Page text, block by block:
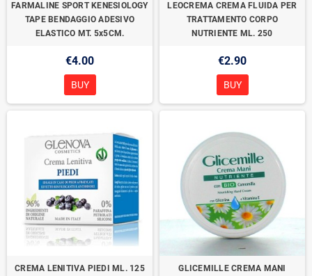
FARMALINE SPORT KENESIOLOGY
TAPE BENDAGGIO ADESIVO
ELASTICO MT. 5x5CM.
€4.00
BUY
LEOCREMA CREMA FLUIDA PER
TRATTAMENTO CORPO
NUTRIENTE ML. 250
€2.90
BUY
CREMA LENITIVA PIEDI ML. 125
GLICEMILLE CREMA MANI